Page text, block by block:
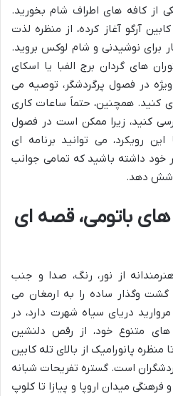
کافه های اطراف شام بخورید.
آرگو آغاز کرده، از منظره لذت
برای نوشیدنی و شام لوکس بروید.
های گردان برج الفبا یا اسکای
ویژه در فصول پرگردشگر، توصیه می
کنید. همچنین، حتماً ساعات کاری
کنید، زیرا ممکن است در فصول
رویکرد، می توانید برنامه ای
داشته باشید که تمامی جوانب
دهد.
باتومی، قصه ای
از نور، رنگ، صدا و جنب
وگذار ساده را به ارمغان می
دریای سیاه شهرت دارد، در
های متنوع خود، از رقص دلنشین
پانورامیک از بالای تله کابین
است. گستره تفریحات شبانه
فرهنگی میدان اروپا و پیازا تا کلوپ